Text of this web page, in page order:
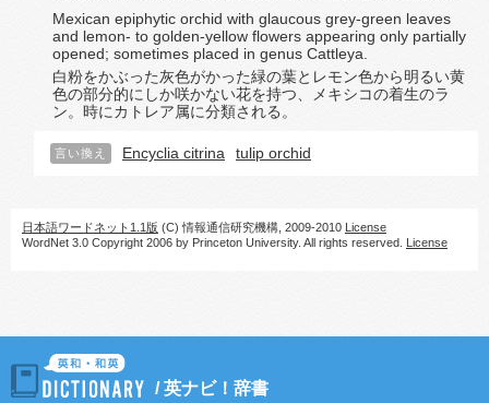
Mexican epiphytic orchid with glaucous grey-green leaves
and lemon- to golden-yellow flowers appearing only partially
opened; sometimes placed in genus Cattleya.
白粉をかぶった灰色がかった緑の葉とレモン色から明るい黄
色の部分的にしか咲かない花を持つ、メキシコの着生のラ
ン。時にカトレア属に分類される。
言い換え Encyclia citrina tulip orchid
日本語ワードネット1.1版 (C) 情報通信研究機構, 2009-2010 License
WordNet 3.0 Copyright 2006 by Princeton University. All rights reserved. License
/英ナビ！辞書